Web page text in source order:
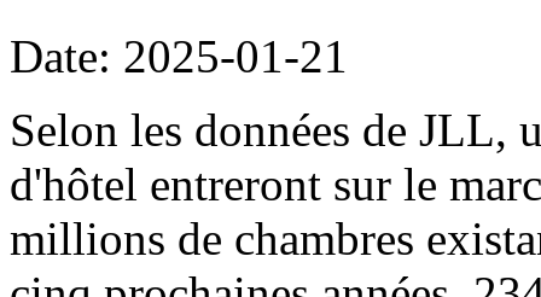
Date: 2025-01-21
Selon les données de JLL,
d'hôtel entreront sur le
millions de chambres